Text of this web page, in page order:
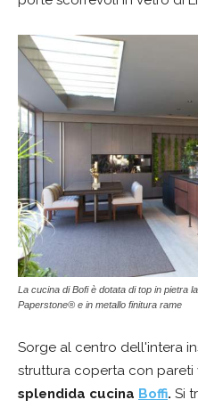
La cucina di Bofi è dotata di top in pietra
Paperstone® e in metallo finitura rame
Sorge al centro dell'intera
struttura coperta con pareti
splendida cucina Boffi. Si